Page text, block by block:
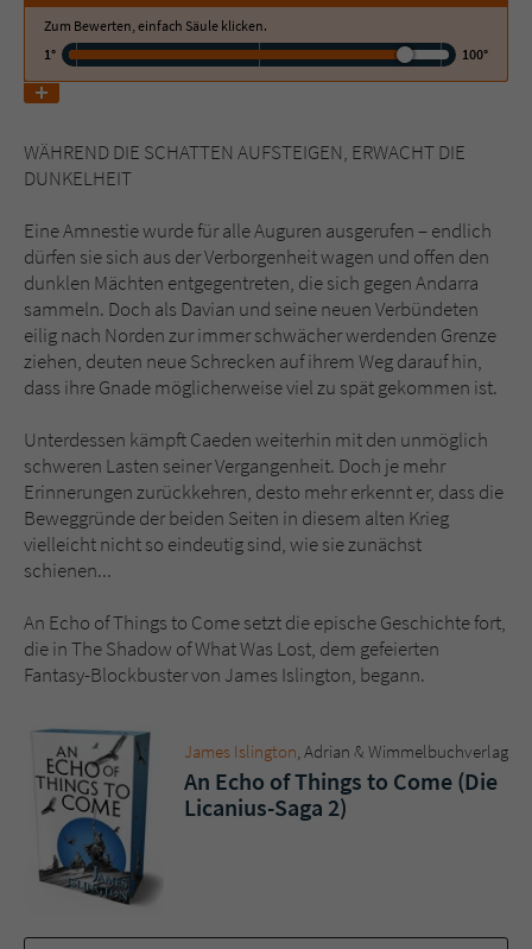
Zum Bewerten, einfach Säule klicken.
1°
100°
WÄHREND DIE SCHATTEN AUFSTEIGEN, ERWACHT DIE
DUNKELHEIT
Eine Amnestie wurde für alle Auguren ausgerufen – endlich
dürfen sie sich aus der Verborgenheit wagen und offen den
dunklen Mächten entgegentreten, die sich gegen Andarra
sammeln. Doch als Davian und seine neuen Verbündeten
eilig nach Norden zur immer schwächer werdenden Grenze
ziehen, deuten neue Schrecken auf ihrem Weg darauf hin,
dass ihre Gnade möglicherweise viel zu spät gekommen ist.
Unterdessen kämpft Caeden weiterhin mit den unmöglich
schweren Lasten seiner Vergangenheit. Doch je mehr
Erinnerungen zurückkehren, desto mehr erkennt er, dass die
Beweggründe der beiden Seiten in diesem alten Krieg
vielleicht nicht so eindeutig sind, wie sie zunächst
schienen...
An Echo of Things to Come setzt die epische Geschichte fort,
die in The Shadow of What Was Lost, dem gefeierten
Fantasy-Blockbuster von James Islington, begann.
James Islington , Adrian & Wimmelbuchverlag
An Echo of Things to Come (Die
Licanius-Saga 2)
Name tx_pwcomments_ahash
Laufzeit 1 Jahr
Cookie für Kommentare einzelner Buchtitel
Name fe_typo_user
Anbieter Literatur-Couch Medien GmbH & Co. KG
Zweck
Dieses Cookie gewährleistet die
Kommunikation der Webseite mit dem
Benutzer. Es wird benötigt um z. B. den
Sicherheitscode des Kontaktformulars zu